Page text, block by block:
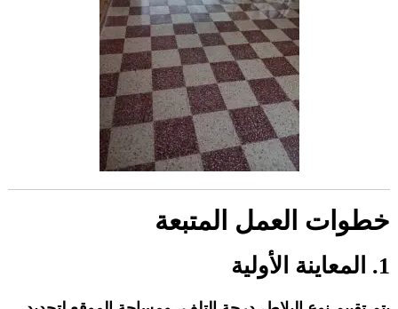
خطوات العمل المتبعة
1. المعاينة الأولية